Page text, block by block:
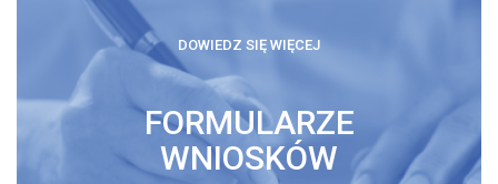
DOWIEDZ SIĘ WIĘCEJ
FORMULARZE
WNIOSKÓW